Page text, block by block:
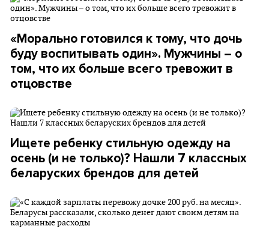
«Морально готовился к тому, что дочь
буду воспитывать один». Мужчины – о
том, что их больше всего тревожит в
отцовстве
Ищете ребенку стильную одежду на
осень (и не только)? Нашли 7 классных
беларуских брендов для детей